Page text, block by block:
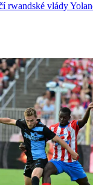
rwandské vlády